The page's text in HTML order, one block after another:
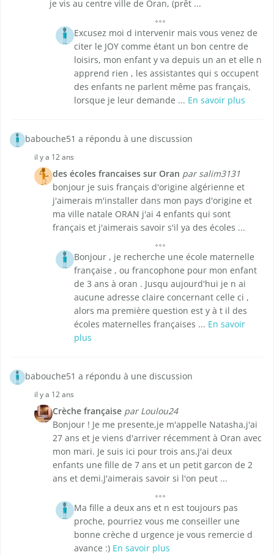
je vis au centre ville de Oran, (prêt ...
Excusez moi d intervenir mais vous venez de
citer le JOY comme étant un bon centre de
loisirs, mon enfant y va depuis un an et elle n
apprend rien , les assistantes qui s occupent
des enfants ne parlent même pas français,
lorsque je leur demande ... En savoir plus
babouche51 a répondu à une discussion
il y a 12 ans
des écoles francaises sur Oran par salim3131
bonjour je suis français d'origine algérienne et
j'aimerais m'installer dans mon pays d'origine et
ma ville natale ORAN j'ai 4 enfants qui sont
français et j'aimerais savoir s'il ya des écoles ...
Bonjour , je recherche une école maternelle
française , ou francophone pour mon enfant
de 3 ans à oran . Jusqu aujourd'hui je n ai
aucune adresse claire concernant celle ci ,
alors ma première question est y à t il des
écoles maternelles françaises ... En savoir
plus
babouche51 a répondu à une discussion
il y a 12 ans
Crèche française par Loulou24
Bonjour ! Je me presente,je m'appelle Natasha,j'ai
27 ans et je viens d'arriver récemment à Oran avec
mon mari. Je suis ici pour trois ans.J'ai deux
enfants une fille de 7 ans et un petit garcon de 2
ans et demi.J'aimerais savoir si l'on peut ...
Ma fille a deux ans et n est toujours pas
proche, pourriez vous me conseiller une
bonne crèche d urgence je vous remercie d
avance :) En savoir plus